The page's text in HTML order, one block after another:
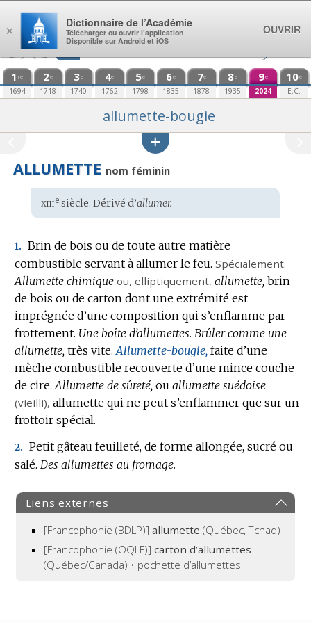
Aller au contenu
1 re
1694
2e
1718
3e
1740
4e
1762
5e
1798
6e
1835
7e
1878
8e
1935
9e
2024
10e
E.C.
allumette-bougie
ALLUMETTE nom féminin
Étymologie
:
xiiiesiècle. Dérivé d’allumer.
1. Brin de bois ou de toute autre matière
combustible servant à allumer le feu. Spécialement.
Allumette chimique ou, elliptiquement, allumette, brin
de bois ou de carton dont une extrémité est
imprégnée d’une composition qui s’enflamme par
frottement. Une boîte d’allumettes. Brûler comme une
allumette, très vite. Allumette-bougie, faite d’une
mèche combustible recouverte d’une mince couche
de cire. Allumette de sûreté, ou allumette suédoise
(vieilli), allumette qui ne peut s’enflammer que sur un
frottoir spécial.
2. Petit gâteau feuilleté, de forme allongée, sucré ou
salé. Des allumettes au fromage.
Liens externes
[Francophonie (BDLP)] allumette (Québec, Tchad)
[Francophonie (OQLF)] carton d’allumettes
(Québec/Canada) • pochette d’allumettes
×
Dictionnaire de l’Académie
Télécharger ou ouvrir l’application
Disponible sur Android et iOS
OUVRIR